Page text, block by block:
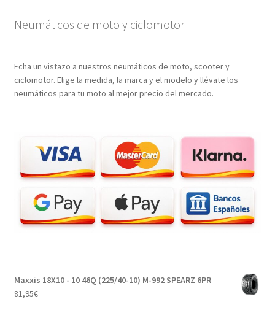
Neumáticos de moto y ciclomotor
Echa un vistazo a nuestros neumáticos de moto, scooter y
ciclomotor. Elige la medida, la marca y el modelo y llévate los
neumáticos para tu moto al mejor precio del mercado.
Maxxis 18X10 - 10 46Q (225/40-10) M-992 SPEARZ 6PR
81,95€